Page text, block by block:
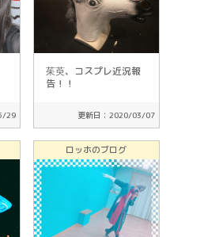
29
茱萸、コスプレ近況報
告！！
更新日：2020/03/07
ロッホのブログ